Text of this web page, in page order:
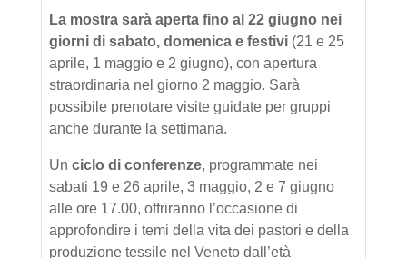
La mostra sarà aperta fino al 22 giugno nei
giorni di sabato, domenica e festivi (21 e 25
aprile, 1 maggio e 2 giugno), con apertura
straordinaria nel giorno 2 maggio. Sarà
possibile prenotare visite guidate per gruppi
anche durante la settimana.
Un ciclo di conferenze, programmate nei
sabati 19 e 26 aprile, 3 maggio, 2 e 7 giugno
alle ore 17.00, offriranno l’occasione di
approfondire i temi della vita dei pastori e della
produzione tessile nel Veneto dall’età